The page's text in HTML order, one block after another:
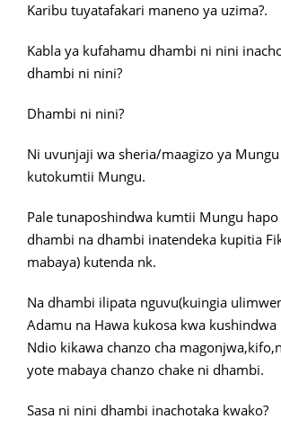
Karibu tuyatafakari maneno ya uzima?.
Kabla ya kufahamu dhambi ni nini
dhambi ni nini?
Dhambi ni nini?
Ni uvunjaji wa sheria/maagizo ya
kutokumtii Mungu.
Pale tunaposhindwa kumtii Mungu
dhambi na dhambi inatendeka kupitia
mabaya) kutenda nk.
Na dhambi ilipata nguvu(kuingia
Adamu na Hawa kukosa kwa
Ndio kikawa chanzo cha
yote mabaya chanzo chake ni dhambi.
Sasa ni nini dhambi inachotaka kwako?